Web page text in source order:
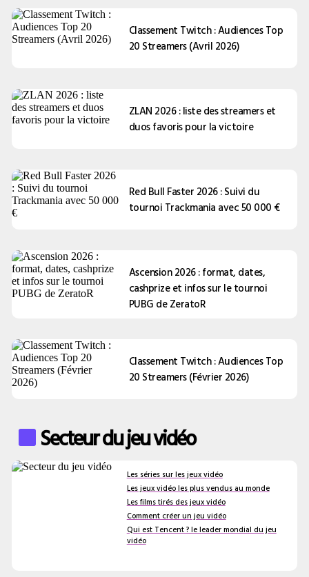
Classement Twitch : Audiences Top
20 Streamers (Avril 2026)
ZLAN 2026 : liste des streamers et
duos favoris pour la victoire
Red Bull Faster 2026 : Suivi du
tournoi Trackmania avec 50 000 €
Ascension 2026 : format, dates,
cashprize et infos sur le tournoi
PUBG de ZeratoR
Classement Twitch : Audiences Top
20 Streamers (Février 2026)
Secteur du jeu vidéo
Les séries sur les jeux vidéo
Les jeux vidéo les plus vendus au monde
Les films tirés des jeux vidéo
Comment créer un jeu vidéo
Qui est Tencent ? le leader mondial du jeu
vidéo